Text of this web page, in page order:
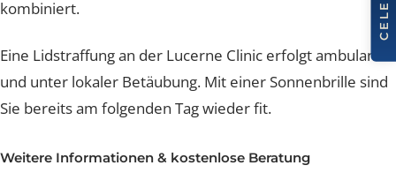
Dieser Eingriff wird gerne auch mit einem Brauenlifting
kombiniert.
Eine Lidstraffung an der Lucerne Clinic erfolgt
Sie bereits am folgenden Tag wieder fit.